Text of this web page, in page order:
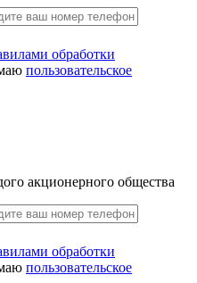
обработки
пользовательское
акционерного общества
обработки
пользовательское